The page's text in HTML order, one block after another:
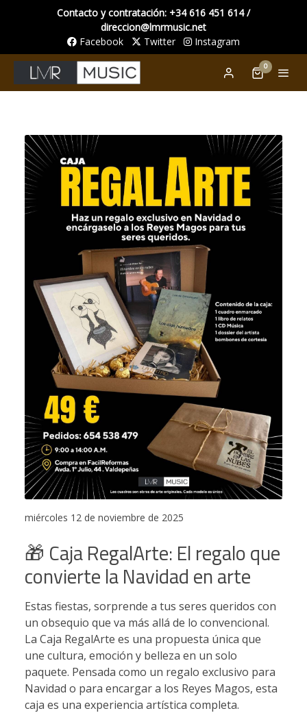
Contacto y contratación: +34 616 451 614 /
direccion@lmrmusic.net
Facebook
Twitter Instagram
0
miércoles 12 de noviembre de 2025
🎁 Caja RegalArte: El regalo que
convierte la Navidad en arte
Estas fiestas, sorprende a tus seres queridos con
un obsequio que va más allá de lo convencional.
La Caja RegalArte es una propuesta única que
une cultura, emoción y belleza en un solo
paquete. Pensada como un regalo exclusivo para
Navidad o para encargar a los Reyes Magos, esta
caja es una experiencia artística completa.